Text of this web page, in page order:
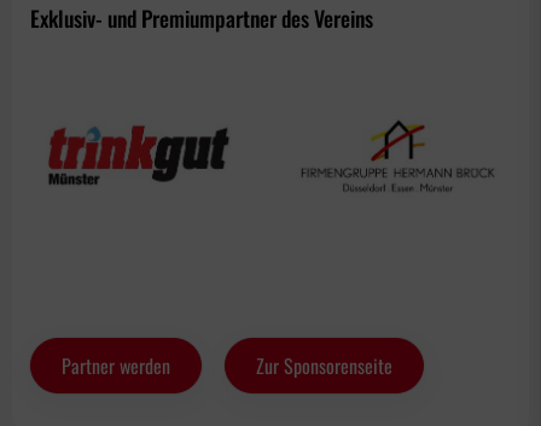
Exklusiv- und Premiumpartner des Vereins
Partner werden Zur Sponsorenseite